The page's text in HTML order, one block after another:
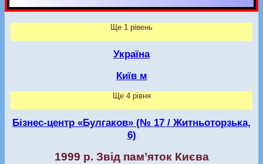
Ще 1 рівень
Україна
Київ м
Ще 4 рівня
Бізнес-центр «Булгаков» (№ 17 / Житньоторзька,
6)
1999 р. Звід пам’яток Києва